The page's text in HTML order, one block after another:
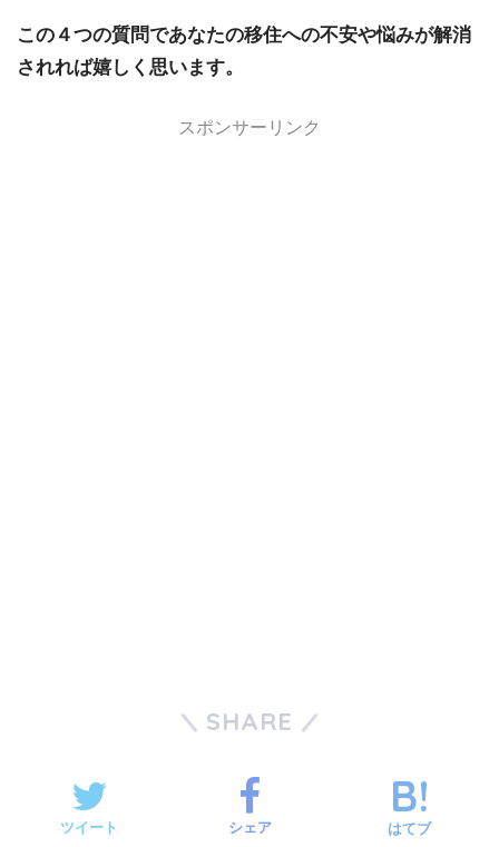
この４つの質問であなたの移住への不安や悩みが解消
されれば嬉しく思います。
スポンサーリンク
SHARE
ツイート シェア はてブ